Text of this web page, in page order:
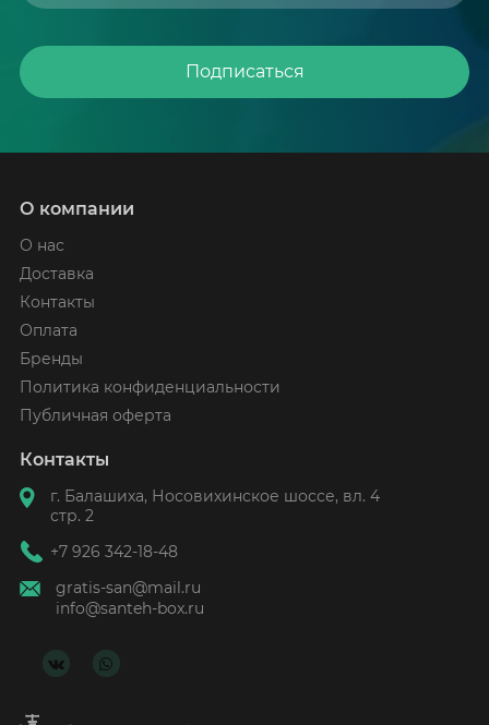
Подписаться
О компании
О нас
Доставка
Контакты
Оплата
Бренды
Политика конфиденциальности
Публичная оферта
Контакты
г. Балашиха, Носовихинское шоссе, вл. 4
стр. 2
+7 926 342-18-48
gratis-san@mail.ru
info@santeh-box.ru